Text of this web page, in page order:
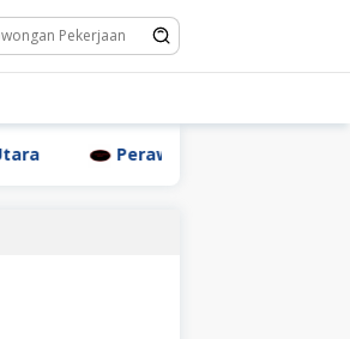
Perawat Dr. Triyanti Sundari